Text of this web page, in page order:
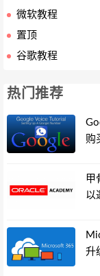
微软教程
置顶
谷歌教程
热门推荐
购
甲
以
升